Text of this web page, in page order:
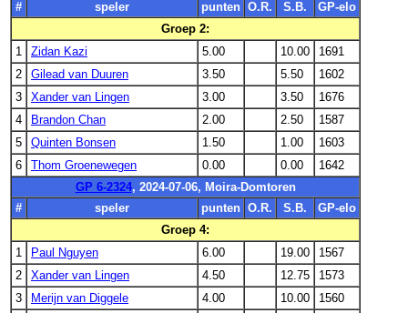
#
speler punten O.R. S.B.
GP-elo
Groep 2:
1
Zidan Kazi 5.00 10.00
1691
2
Gilead van Duuren 3.50 5.50
1602
3
Xander van Lingen 3.00 3.50
1676
4
Brandon Chan 2.00 2.50
1587
5
Quinten Bonsen 1.50 1.00
1603
6
Thom Groenewegen 0.00 0.00
1642
GP 6-2324, 2024-07-06, Moira-Domtoren
#
speler punten O.R. S.B.
GP-elo
Groep 4:
1
Paul Nguyen 6.00 19.00
1567
2
Xander van Lingen 4.50 12.75
1573
3
Merijn van Diggele 4.00 10.00
1560